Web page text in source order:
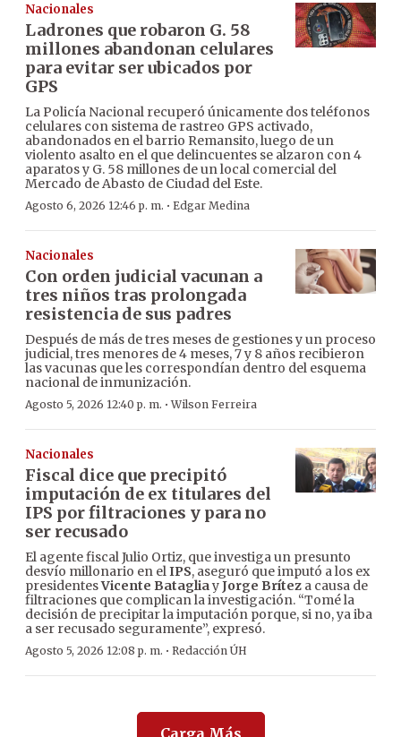
Nacionales
Ladrones que robaron G. 58
millones abandonan celulares
para evitar ser ubicados por
GPS
La Policía Nacional recuperó únicamente dos teléfonos
celulares con sistema de rastreo GPS activado,
abandonados en el barrio Remansito, luego de un
violento asalto en el que delincuentes se alzaron con 4
aparatos y G. 58 millones de un local comercial del
Mercado de Abasto de Ciudad del Este.
Agosto 6, 2026 12:46 p. m. · Edgar Medina
Nacionales
Con orden judicial vacunan a
tres niños tras prolongada
resistencia de sus padres
Después de más de tres meses de gestiones y un proceso
judicial, tres menores de 4 meses, 7 y 8 años recibieron
las vacunas que les correspondían dentro del esquema
nacional de inmunización.
Agosto 5, 2026 12:40 p. m. ·Wilson Ferreira
Nacionales
Fiscal dice que precipitó
imputación de ex titulares del
IPS por filtraciones y para no
ser recusado
El agente fiscal Julio Ortiz, que investiga un presunto
desvío millonario en el IPS, aseguró que imputó a los ex
presidentesVicente BatagliayJorge Brítez a causa de
filtraciones que complican la investigación. “Tomé la
decisión de precipitar la imputación porque, si no, ya iba
a ser recusado seguramente”, expresó.
Agosto 5, 2026 12:08 p. m. · Redacción ÚH
Carga Más